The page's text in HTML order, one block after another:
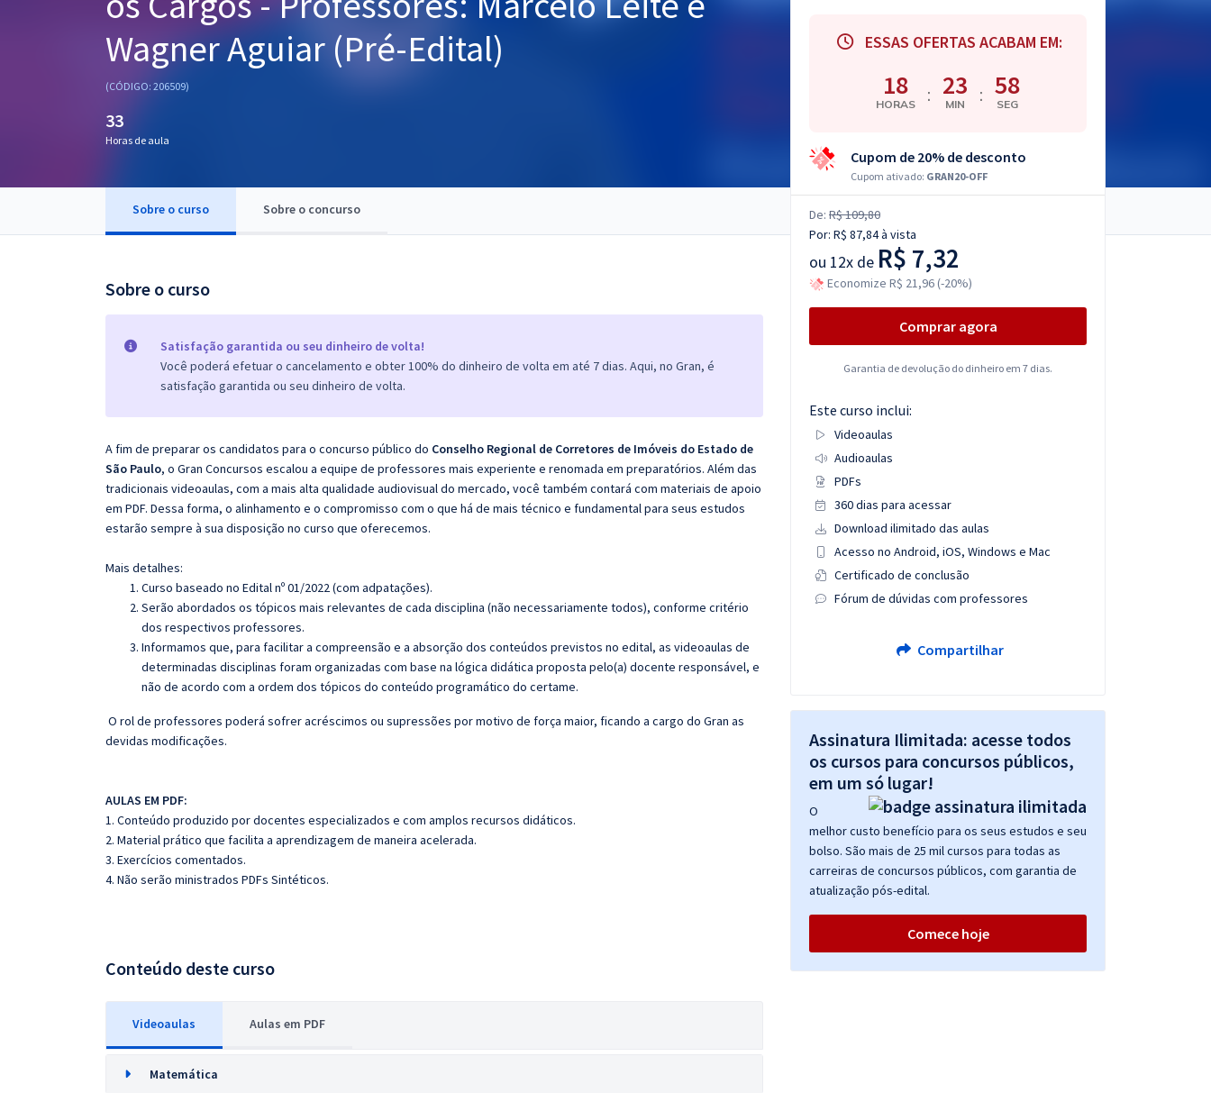
Questões grátis
Wagner Aguiar (Pré-Edital)
(CÓDIGO: 206509)
33
Horas de aula
Sobre o curso Sobre o concurso
Sobre o curso
Satisfação garantida ou seu dinheiro de volta!
Você poderá efetuar o cancelamento e obter 100% do dinheiro de volta em até 7 dias. Aqui, no Gran, é
satisfação garantida ou seu dinheiro de volta.
A fim de preparar os candidatos para o concurso público do Conselho Regional de Corretores de Imóveis do Estado de
São Paulo, o Gran Concursos escalou a equipe de professores mais experiente e renomada em preparatórios. Além das
tradicionais videoaulas, com a mais alta qualidade audiovisual do mercado, você também contará com materiais de apoio
em PDF. Dessa forma, o alinhamento e o compromisso com o que há de mais técnico e fundamental para seus estudos
estarão sempre à sua disposição no curso que oferecemos.
Mais detalhes:
Curso baseado no Edital nº 01/2022 (com adpatações).
Serão abordados os tópicos mais relevantes de cada disciplina (não necessariamente todos), conforme critério
dos respectivos professores.
Informamos que, para facilitar a compreensão e a absorção dos conteúdos previstos no edital, as videoaulas de
determinadas disciplinas foram organizadas com base na lógica didática proposta pelo(a) docente responsável, e
não de acordo com a ordem dos tópicos do conteúdo programático do certame.
O rol de professores poderá sofrer acréscimos ou supressões por motivo de força maior, ficando a cargo do Gran as
devidas modificações.
AULAS EM PDF:
1. Conteúdo produzido por docentes especializados e com amplos recursos didáticos.
2. Material prático que facilita a aprendizagem de maneira acelerada.
3. Exercícios comentados.
4. Não serão ministrados PDFs Sintéticos.
Conteúdo deste curso
Videoaulas Aulas em PDF
Matemática
ESSAS OFERTAS ACABAM EM:
18
HORAS : 23
MIN : 57
SEG
Cupom de 20% de desconto
Cupom ativado: GRAN20-OFF
De: R$ 109,80
Por: R$ 87,84à vista
ou 12x de R$ 7,32
Economize R$ 21,96 (-20%)
Comprar agora
Garantia de devolução do dinheiro em 7 dias.
Este curso inclui:
Videoaulas
Audioaulas
PDFs
360 dias para acessar
Download ilimitado das aulas
Acesso no Android, iOS, Windows e Mac
Certificado de conclusão
Fórum de dúvidas com professores
Compartilhar
Assinatura Ilimitada: acesse todos
os cursos para concursos públicos,
em um só lugar!
O
melhor custo benefício para os seus estudos e seu
bolso. São mais de 25 mil cursos para todas as
carreiras de concursos públicos, com garantia de
atualização pós-edital.
Comece hoje